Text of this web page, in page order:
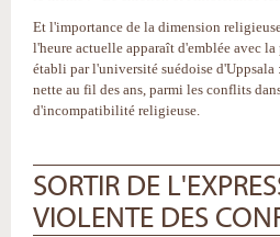
Et l'importance de la dimension
l'heure actuelle apparaît d'emblée avec
établi par l'université suédoise d'Uppsala
nette au fil des ans, parmi les conflits
d'incompatibilité religieuse.
SORTIR DE
VIOLENTE DES